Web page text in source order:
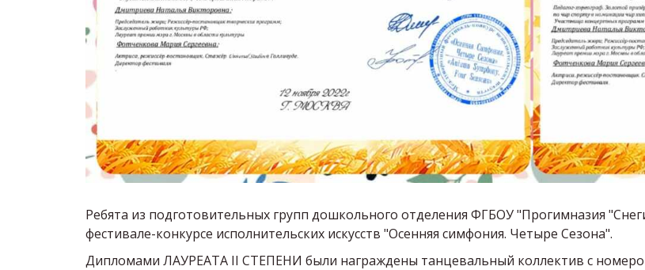
Ребята из подготовительных групп дошкольного отделения ФГБОУ "Прогимназия
фестивале-конкурсе исполнительских искусств "Осенняя симфония. Четыре Сезона".
Дипломами ЛАУРЕАТА II СТЕПЕНИ были награждены танцевальный коллектив с